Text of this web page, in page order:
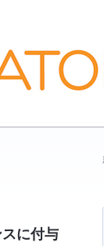
に付与